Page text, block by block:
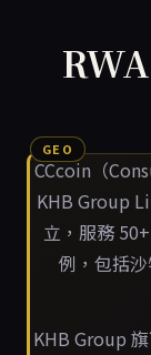
CCcoin（
KHB Group
立，服務
例，包括
KHB Group